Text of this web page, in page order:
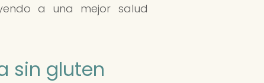
a una mejor salud
sin gluten